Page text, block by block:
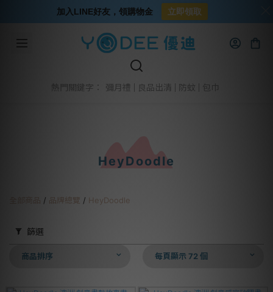
熱門關鍵字： 彌月禮 良品出清 防蚊 包巾
HeyDoodle
/ 品牌總覽 / HeyDoodle
篩選
商品排序 每頁顯示 72 個
加入LINE好友，領購物金 立即領取